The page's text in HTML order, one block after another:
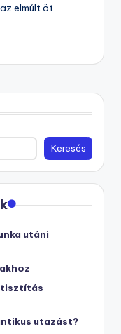
elmúlt öt
Keresés
utáni
tisztítás
utazást?